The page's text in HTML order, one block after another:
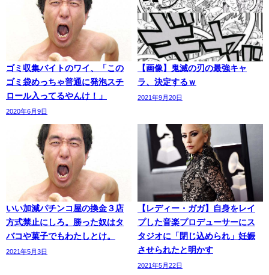
ゴミ収集バイトのワイ、「この
ゴミ袋めっちゃ普通に発泡スチ
ロール入ってるやんけ！」
2020年6月9日
【画像】鬼滅の刃の最強キャ
ラ、決定するｗ
2021年9月20日
いい加減パチンコ屋の換金３店
方式禁止にしろ。勝った奴はタ
バコや菓子でもわたしとけ。
2021年5月3日
【レディー・ガガ】自身をレイ
プした音楽プロデューサーにス
タジオに「閉じ込められ」妊娠
させられたと明かす
2021年5月22日